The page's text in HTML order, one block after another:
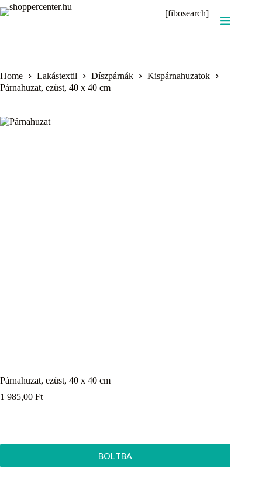
Skip
to
[fibosearch]
Home Lakástextil Díszpárnák
Kispárnahuzatok
Párnahuzat, ezüst, 40 x 40 cm
Párnahuzat, ezüst, 40 x 40 cm
1 985,00 Ft
BOLTBA